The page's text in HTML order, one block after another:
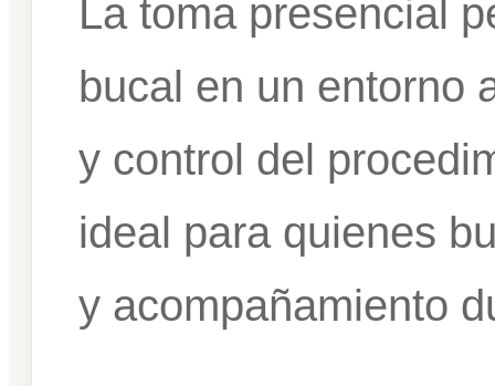
La toma presencial
bucal en un entorno
y control del
ideal para quienes
y acompañamiento